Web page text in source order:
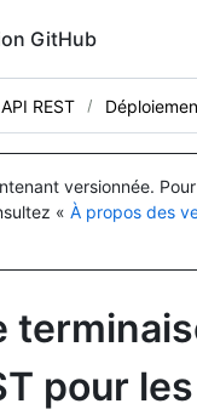
GitHub
API REST
versionnée.
« À propos des
pour les